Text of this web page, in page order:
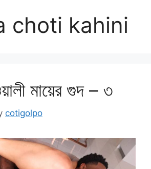
choti kahini
মায়ের গুদ – ৩
cotigolpo